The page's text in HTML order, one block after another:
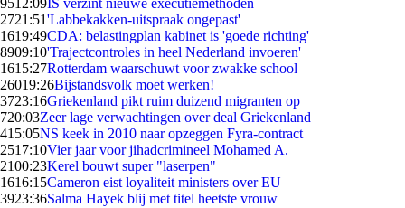
9512:09IS verzint nieuwe executiemethoden
2721:51'Labbekakken-uitspraak ongepast'
1619:49CDA: belastingplan kabinet is 'goede richting'
8909:10'Trajectcontroles in heel Nederland invoeren'
1615:27Rotterdam waarschuwt voor zwakke school
26019:26Bijstandsvolk moet werken!
3723:16Griekenland pikt ruim duizend migranten op
720:03Zeer lage verwachtingen over deal Griekenland
415:05NS keek in 2010 naar opzeggen Fyra-contract
2517:10Vier jaar voor jihadcrimineel Mohamed A.
2100:23Kerel bouwt super "laserpen"
1616:15Cameron eist loyaliteit ministers over EU
3923:36Salma Hayek blij met titel heetste vrouw